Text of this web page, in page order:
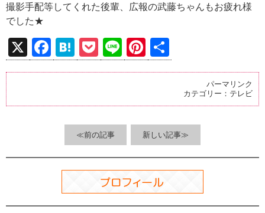
撮影手配等してくれた後輩、広報の武藤ちゃんもお疲れ様
でした★
X
F
a
b
k
H
at
n
a
P
o
et
Li
n
Pi
nt
es
t
有
パーマリンク
カテゴリー： テレビ
≪前の記事 新しい記事≫